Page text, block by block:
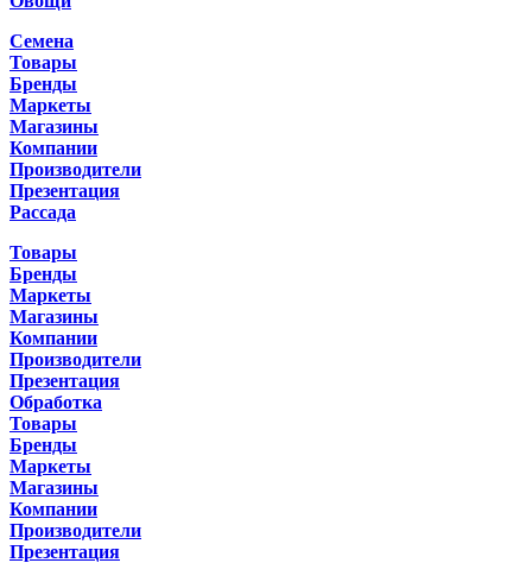
Семена
Товары
Бренды
Маркеты
Магазины
Компании
Производители
Презентация
Рассада
Товары
Бренды
Маркеты
Магазины
Компании
Производители
Презентация
Обработка
Товары
Бренды
Маркеты
Магазины
Компании
Производители
Презентация